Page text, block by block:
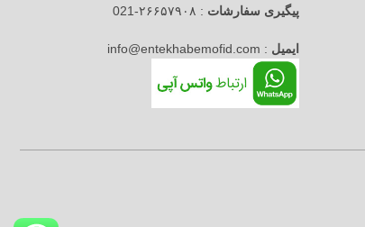
پیگیری سفارشات : ۲۶۶۵۷۹۰۸-021
ایمیل : info@entekhabemofid.com